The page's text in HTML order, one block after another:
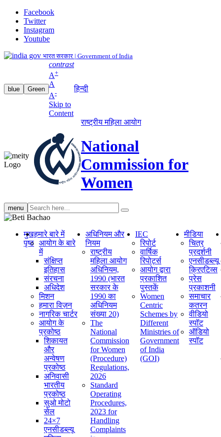
Facebook
Twitter
Instagram
Youtube
भारत सरकार | Government of India
blue Green
contrast
A+
A
A-
Skip to
Content
हिन्दी
राष्ट्रीय महिला आयोग
National
Commission for
Women
menu Search
search
मुख
पृष्ठ
हमारे बारे में
आयोग के बारे
में
संक्षिप्‍त
इतिहास
संरचना
अधिदेश
मिशन
हमारा विज़न
नागरिक चार्टर
आयोग के
प्रकोष्ठ
शिकायत
और
अन्वेषण
प्रकोष्ठ
अनिवासी
भारतीय
प्रकोष्ठ
सुओ मोटो
सेल
24×7
एनसीडब्ल्यू
अधिनियम और
नियम
राष्ट्रीय
महिला आयोग
अधिनियम,
1990 (भारत
सरकार के
1990 का
अधिनियम
संख्या 20)
The
National
Commission
for Women
(Procedure)
Regulations,
2026
Standard
Operating
Procedures,
2023 for
Handling
Complaints
IEC
रिपोर्ट
वार्षिक
रिपोर्ट्स
आयोग द्वारा
प्रकाशित
पुस्तकें
Women
Centric
Schemes by
Different
Ministries of
Government
of India
(GOI)
मीडिया
चित्र
प्रदर्शनी
एनसीडब्ल्यू
क्रिएटिव्स
प्रेस
प्रकाशनी
समाचार
कतरन
वीडियो
स्पॉट
ऑडियो
स्पॉट